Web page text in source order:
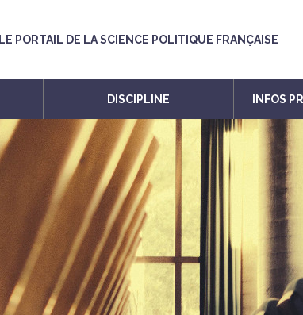
LE PORTAIL DE LA SCIENCE POLITIQUE FRANÇAISE
DISCIPLINE INFOS